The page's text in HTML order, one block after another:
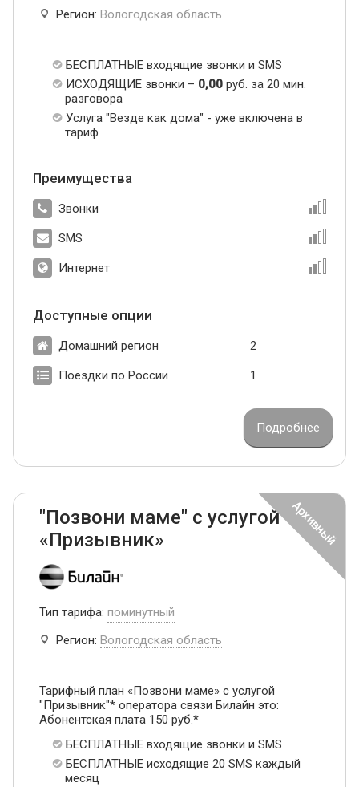
Регион: Вологодская область
БЕСПЛАТНЫЕ входящие звонки и SMS
ИСХОДЯЩИЕ звонки – 0,00 руб. за 20 мин.
разговора
Услуга "Везде как дома" - уже включена в
тариф
Преимущества
Звонки
SMS
Интернет
Доступные опции
Домашний регион 2
Поездки по России 1
Подробнее
"Позвони маме" с услугой
«Призывник»
Тип тарифа: поминутный
Регион: Вологодская область
Тарифный план «Позвони маме» с услугой
"Призывник"* оператора связи Билайн это:
Абонентская плата 150 руб.*
БЕСПЛАТНЫЕ входящие звонки и SMS
БЕСПЛАТНЫЕ исходящие 20 SMS каждый
месяц